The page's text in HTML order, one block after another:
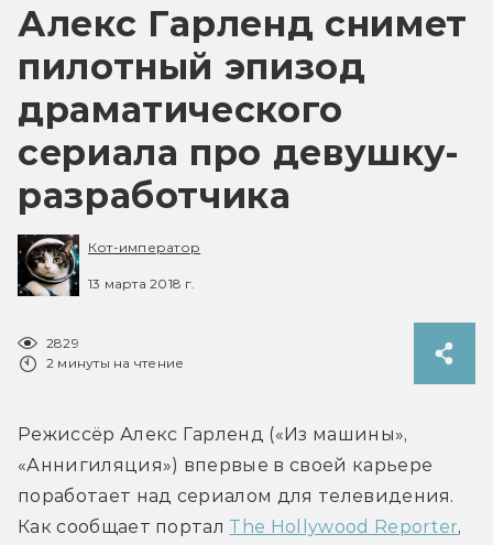
Алекс Гарленд снимет
пилотный эпизод
драматического
сериала про девушку-
разработчика
Кот-император
13 марта 2018 г.
2829
2 минуты на чтение
Режиссёр Алекс Гарленд («Из машины»,
«Аннигиляция») впервые в своей карьере
поработает над сериалом для телевидения.
Как сообщает портал The Hollywood Reporter,